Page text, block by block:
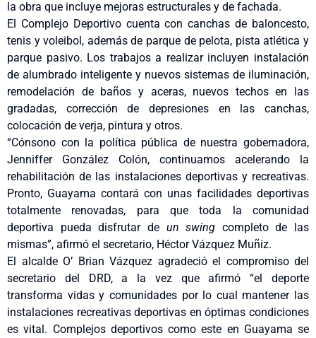
la obra que incluye mejoras estructurales y de fachada.
El Complejo Deportivo cuenta con canchas de baloncesto,
tenis y voleibol, además de parque de pelota, pista atlética y
parque pasivo. Los trabajos a realizar incluyen instalación
de alumbrado inteligente y nuevos sistemas de iluminación,
remodelación de baños y aceras, nuevos techos en las
gradadas, corrección de depresiones en las canchas,
colocación de verja, pintura y otros.
“Cónsono con la política pública de nuestra gobernadora,
Jenniffer González Colón, continuamos acelerando la
rehabilitación de las instalaciones deportivas y recreativas.
Pronto, Guayama contará con unas facilidades deportivas
totalmente renovadas, para que toda la comunidad
deportiva pueda disfrutar de un swing completo de las
mismas”, afirmó el secretario, Héctor Vázquez Muñiz.
El alcalde O’ Brian Vázquez agradeció el compromiso del
secretario del DRD, a la vez que afirmó “el deporte
transforma vidas y comunidades por lo cual mantener las
instalaciones recreativas deportivas en óptimas condiciones
es vital. Complejos deportivos como este en Guayama se